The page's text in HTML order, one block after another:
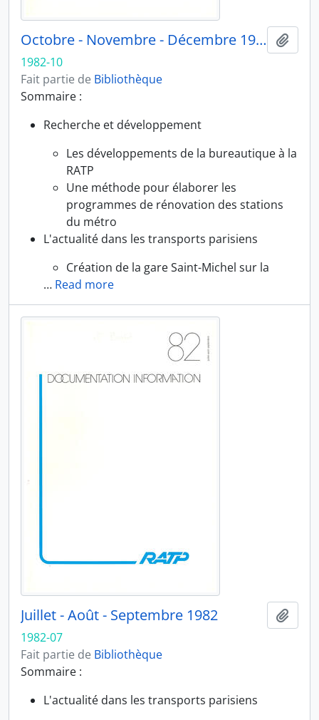
Octobre - Novembre - Décembre 1982
1982-10
Fait partie de Bibliothèque
Sommaire :
Recherche et développement
Les développements de la bureautique à la
RATP
Une méthode pour élaborer les
programmes de rénovation des stations
du métro
L'actualité dans les transports parisiens
Création de la gare Saint-Michel sur la
… Read more
Juillet - Août - Septembre 1982
1982-07
Fait partie de Bibliothèque
Sommaire :
L'actualité dans les transports parisiens